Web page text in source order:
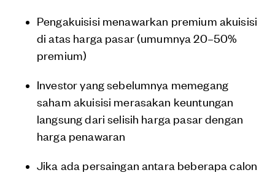
Pengakuisisi menawarkan premium akuisisi
di atas harga pasar (umumnya 20–50%
premium)
Investor yang sebelumnya memegang
saham akuisisi merasakan keuntungan
langsung dari selisih harga pasar dengan
harga penawaran
Jika ada persaingan antara beberapa calon